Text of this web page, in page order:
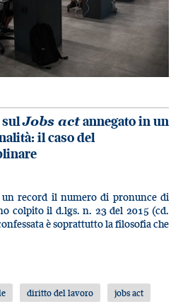
sulJobs actannegato in un
il caso del
un record il numero di pronunce di
colpito il d.lgs. n. 23 del 2015 (cd.
è soprattutto la filosofia che
diritto del lavoro jobs act